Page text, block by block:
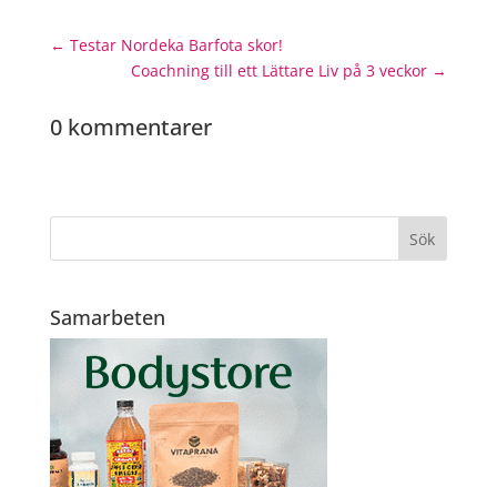
← Testar Nordeka Barfota skor!
Coachning till ett Lättare Liv på 3 veckor →
0 kommentarer
Samarbeten